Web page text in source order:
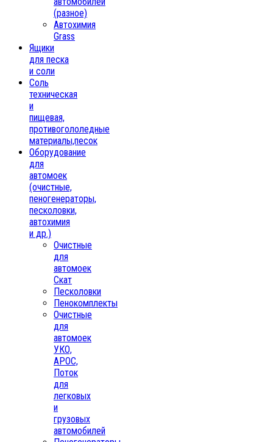
(разное)
Автохимия
Grass
Ящики
для песка
и соли
Соль
техническая
и
пищевая,
противогололедные
материалы,песок
Oборудование
для
автомоек
(очистные,
пеногенераторы,
песколовки,
автохимия
и др.)
Очистные
для
автомоек
Скат
Песколовки
Пенокомплекты
Очистные
для
автомоек
УКО,
АРОС,
Поток
для
легковых
и
грузовых
автомобилей